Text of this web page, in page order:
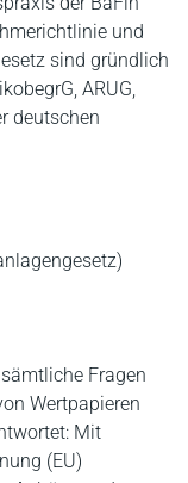
und
sind gründlich
ARUG,
deutschen
Fragen
Wertpapieren
Mit
(EU)